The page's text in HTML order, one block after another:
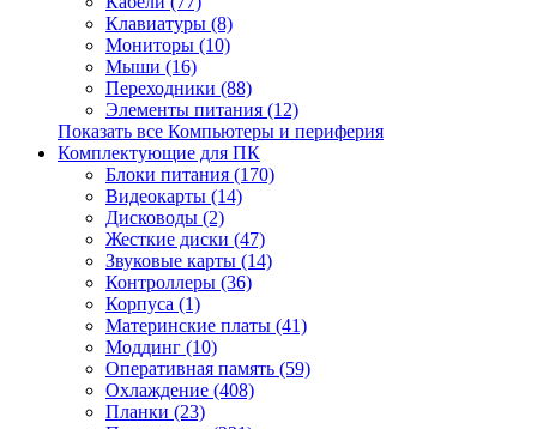
Клавиатуры (8)
Мониторы (10)
Мыши (16)
Переходники (88)
Элементы питания (12)
Показать все Компьютеры и периферия
Комплектующие для ПК
Блоки питания (170)
Видеокарты (14)
Дисководы (2)
Жесткие диски (47)
Звуковые карты (14)
Контроллеры (36)
Корпуса (1)
Материнские платы (41)
Моддинг (10)
Оперативная память (59)
Охлаждение (408)
Планки (23)